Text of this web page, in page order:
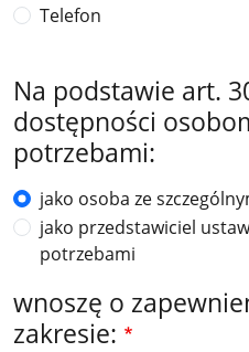
Telefon
Na podstawie art.
dostępności
potrzebami:
jako osoba ze
jako przedstawiciel
potrzebami
wnoszę o
zakresie: